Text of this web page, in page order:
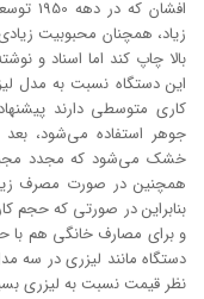
افشان
زیاد، همچنان محبوبیت
بالا چاپ کند اما اسناد و
این دستگاه نسبت به مدل
کاری متوسطی دارند
جوهر استفاده می‌شود،
خشک می‌شود که مجدد
همچنین در صورت مصرف
بنابراین در صورتی که حجم
و برای مصارف خانگی هم با
دستگاه مانند لیزری در سه
نظر قیمت نسبت به لیزری